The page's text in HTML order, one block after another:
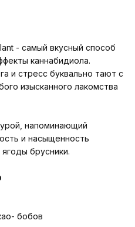
- самый вкусный способ
каннабидиола.
и стресс буквально тают с
изысканного лакомства
напоминающий
и насыщенность
брусники.
бобов